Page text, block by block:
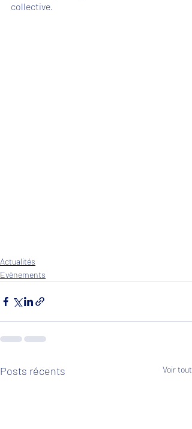
collective.
Actualités
Evènements
Posts récents Voir tout